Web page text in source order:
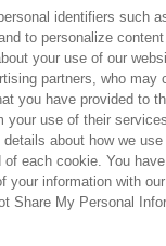
ペーン
サステナビリティ サ
ー ウェブアクセシビリ
とともに
identifiers such
to personalize
your use of our
partners, who may
you have provided to
your use of their
about how we
of each cookie. You
your information with
Share My Personal